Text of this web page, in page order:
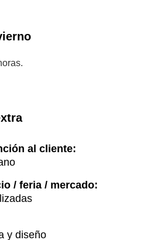
al cliente:
/ feria / mercado:
y diseño